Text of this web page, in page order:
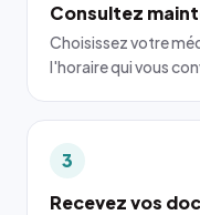
Consultez
Choisissez votre
l'horaire qui vous
3
Recevez vos